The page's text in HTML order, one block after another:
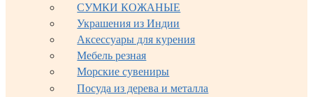
СУМКИ КОЖАНЫЕ
Украшения из Индии
Аксессуары для курения
Мебель резная
Морские сувениры
Посуда из дерева и металла